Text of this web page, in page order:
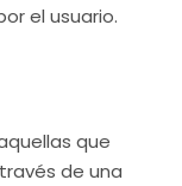
el usuario.
que
de una